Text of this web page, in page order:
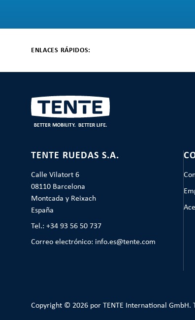
ENLACES RÁPIDOS:
TENTE RUEDAS S.A.
Calle Vilatort 6
08110 Barcelona
Montcada y Reixach
España
Tel.: +34 93 56 50 737
Correo electrónico: info.es@tente.com
Copyright © 2026 por TENTE International GmbH.